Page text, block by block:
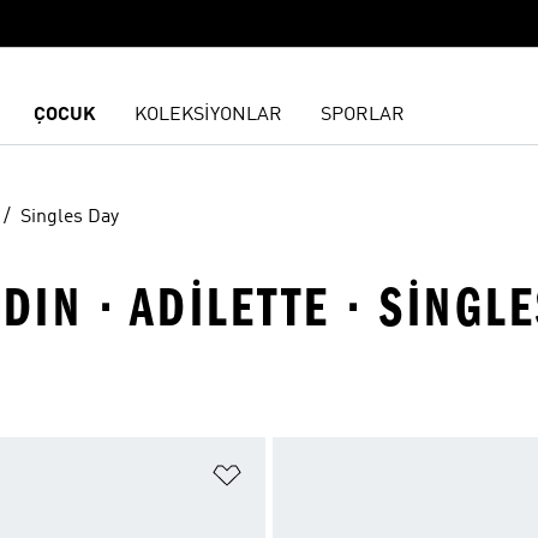
ÇOCUK KOLEKSİYONLAR SPORLAR
Singles Day
· ADILETTE ·